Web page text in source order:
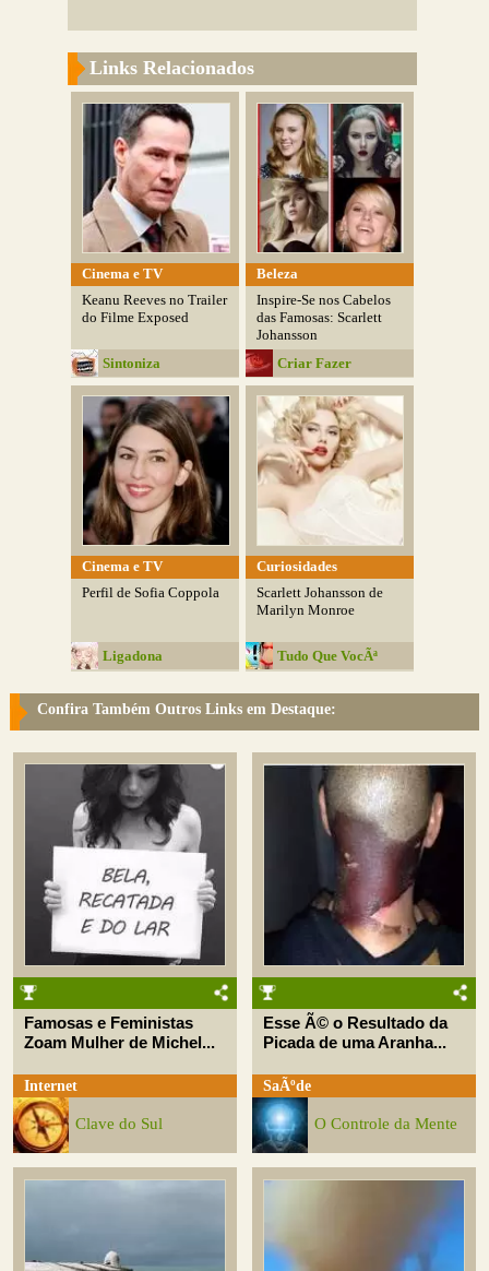
Links Relacionados
Cinema e TV
Keanu Reeves no Trailer
do Filme Exposed
Sintoniza
Beleza
Inspire-Se nos Cabelos
das Famosas: Scarlett
Johansson
Criar Fazer
Cinema e TV
Perfil de Sofia Coppola
Ligadona
Curiosidades
Scarlett Johansson de
Marilyn Monroe
Tudo Que VocÃª
Confira Também Outros Links em Destaque:
Famosas e Feministas
Zoam Mulher de Michel...
Internet
Clave do Sul
Esse Ã© o Resultado da
Picada de uma Aranha...
SaÃºde
O Controle da Mente